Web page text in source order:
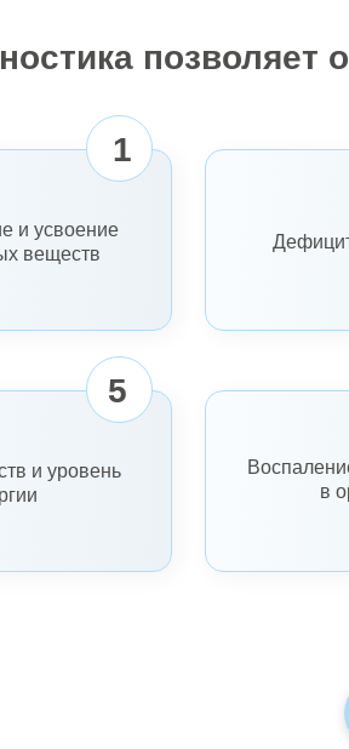
позволяет
в
и уровень
5
и усвоение
веществ
1